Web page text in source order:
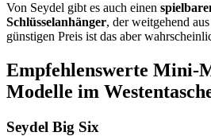
Von Seydel gibt es auch einen
Schlüsselanhänger, der weitgehend
günstigen Preis ist das aber
Empfehlenswerte Mini-
Modelle im
Seydel Big Six